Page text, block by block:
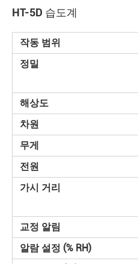
HT-5D 습도계
작동 범위
정밀
해상도
차원
무게
전원
가시 거리
교정 알림
알람 설정 (% RH)